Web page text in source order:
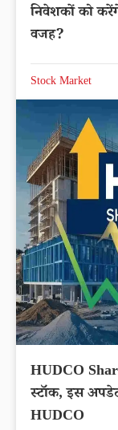
निवेशकों को
वजह?
Stock Market
HUDCO
स्टॉक, इस
HUDCO